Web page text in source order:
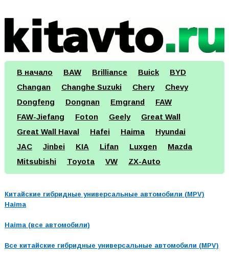
В начало BAW Brilliance Buick
BYD
Changan
Changhe Suzuki Chery
Chevy
Dongfeng
Dongnan Emgrand
FAW
FAW-Jiefang
Foton Geely
Great Wall
Great Wall Haval
Hafei Haima
Hyundai
JAC
Jinbei KIA Lifan Luxgen
Mazda
Mitsubishi
Toyota VW ZX-Auto
Китайские гибридные универсальные автомобили (MPV)
Haima
Haima (все автомобили)
Все китайские гибридные универсальные автомобили (MPV)